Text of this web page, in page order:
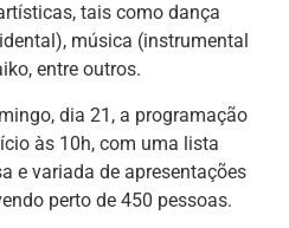
tais como dança
música (instrumental
entre outros.
dia 21, a programação
às 10h, com uma lista
e variada de apresentações
perto de 450 pessoas.